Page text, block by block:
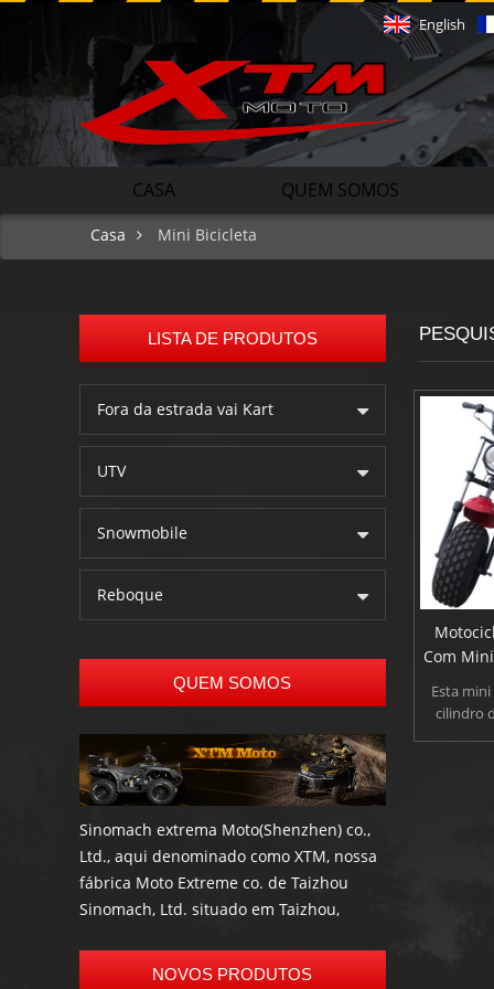
English
CASA QUEM SOMOS
Casa Mini Bicicleta
LISTA DE PRODUTOS
Fora da estrada vai Kart
UTV
Snowmobile
Reboque
QUEM SOMOS
Sinomach extrema Moto(Shenzhen) co.,
Ltd., aqui denominado como XTM, nossa
fábrica Moto Extreme co. de Taizhou
Sinomach, Ltd. situado em Taizhou,
NOVOS PRODUTOS
Com
Esta
cilindro